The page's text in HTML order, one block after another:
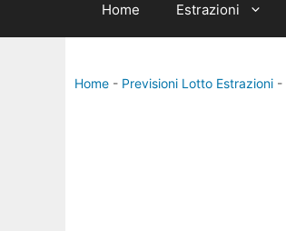
Home Estrazioni
Home - Previsioni Lotto Estrazioni -